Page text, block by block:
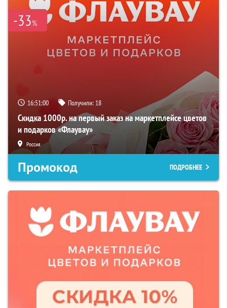
-33%
16:50:59 Получили: 18
Скидка 1000р. на первый заказ на маркетплейсе цветов
и подарков «Флаувау»
Россия
Промокод ПОДРОБНЕЕ